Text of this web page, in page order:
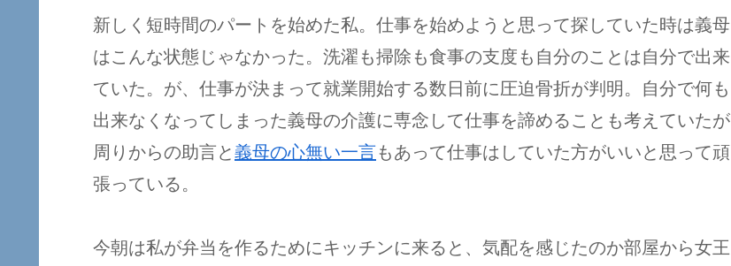
新しく短時間のパートを始めた私。仕事を始めようと思って探していた時は義母
はこんな状態じゃなかった。洗濯も掃除も食事の支度も自分のことは自分で出来
ていた。が、仕事が決まって就業開始する数日前に圧迫骨折が判明。自分で何も
出来なくなってしまった義母の介護に専念して仕事を諦めることも考えていたが
周りからの助言と義母の心無い一言もあって仕事はしていた方がいいと思って頑
張っている。
今朝は私が弁当を作るためにキッチンに来ると、気配を感じたのか部屋から女王